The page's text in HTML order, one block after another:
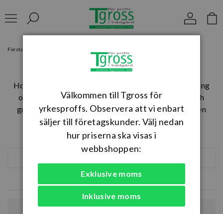
Förstasidan
Yxor och liar
Hos oss hittar du yxor och liar för allt från vedhantering
och röjning till traditionell slåtter av ängsmarker och
grönytor. Klassiska redskap som fortfarande fyller en
viktig funktion inom både naturvård och trädgårdsskötsel.
Läs mer
Välkommen till Tgross för
yrkesproffs. Observera att vi enbart
säljer till företagskunder. Välj nedan
hur priserna ska visas i
webbshoppen:
Exklusive moms
Inklusive moms